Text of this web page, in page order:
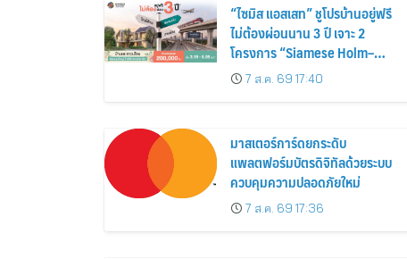
“ไซมิส แอสเสท” ชูโปรบ้านอยู่ฟรี
ไม่ต้องผ่อนนาน 3 ปี เจาะ 2
โครงการ “Siamese Holm–
Siamese Blossom” พร้อม
ส่วนลดและสิทธิพิเศษถึง 31
7 ส.ค. 69 17:40
มาสเตอร์การ์ดยกระดับ
แพลตฟอร์มบัตรดิจิทัลด้วยระบบ
ควบคุมความปลอดภัยใหม่
7 ส.ค. 69 17:36